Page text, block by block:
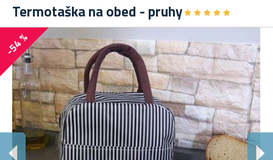
Termotaška na obed - pruhy★★★★★
★★★★★
-54 %